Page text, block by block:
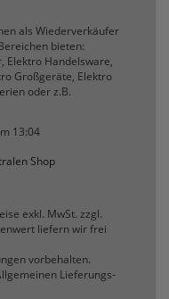
als Wiederverkäufer
bieten:
Elektro Handelsware,
Großgeräte, Elektro
oder z.B.
13:04
Shop
exkl. MwSt. zzgl.
liefern wir frei
vorbehalten.
Lieferungs-